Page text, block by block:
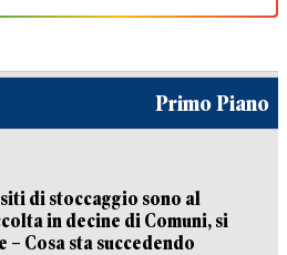
Primo Piano
di stoccaggio sono al
in decine di Comuni, si
Cosa sta succedendo